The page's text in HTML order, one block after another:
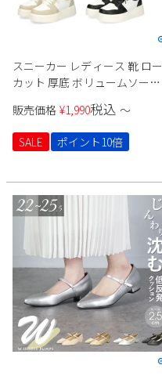
スニーカー レディース 靴 ロー
カット 厚底 ボリュームソール
ルアップ 軽量 Parade CT-7433
パレード
販売価格 ¥1,990税込 〜
SALE ポイント10倍